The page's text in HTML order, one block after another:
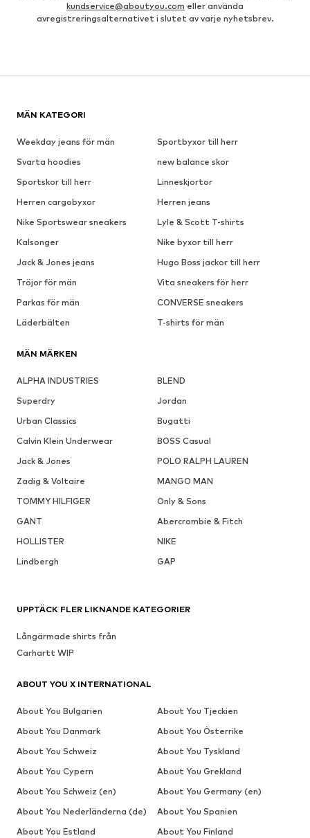
kundservice@aboutyou.com eller använda
avregistreringsalternativet i slutet av varje nyhetsbrev.
MÄN KATEGORI
Weekday jeans för män
Sportbyxor till herr
Svarta hoodies
new balance skor
Sportskor till herr
Linneskjortor
Herren cargobyxor
Herren jeans
Nike Sportswear sneakers
Lyle & Scott T-shirts
Kalsonger
Nike byxor till herr
Jack & Jones jeans
Hugo Boss jackor till herr
Tröjor för män
Vita sneakers för herr
Parkas för män
CONVERSE sneakers
Läderbälten
T-shirts för män
MÄN MÄRKEN
ALPHA INDUSTRIES
BLEND
Superdry
Jordan
Urban Classics
Bugatti
Calvin Klein Underwear
BOSS Casual
Jack & Jones
POLO RALPH LAUREN
Zadig & Voltaire
MANGO MAN
TOMMY HILFIGER
Only & Sons
GANT
Abercrombie & Fitch
HOLLISTER
NIKE
Lindbergh
GAP
UPPTÄCK FLER LIKNANDE KATEGORIER
Långärmade shirts från
Carhartt WIP
ABOUT YOU X INTERNATIONAL
About You Bulgarien
About You Tjeckien
About You Danmark
About You Österrike
About You Schweiz
About You Tyskland
About You Cypern
About You Grekland
About You Schweiz (en)
About You Germany (en)
About You Nederländerna (de)
About You Spanien
About You Estland
About You Finland